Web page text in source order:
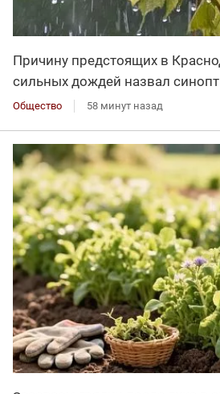
Причину предстоящих в
сильных дождей назвал
Общество 58 минут назад